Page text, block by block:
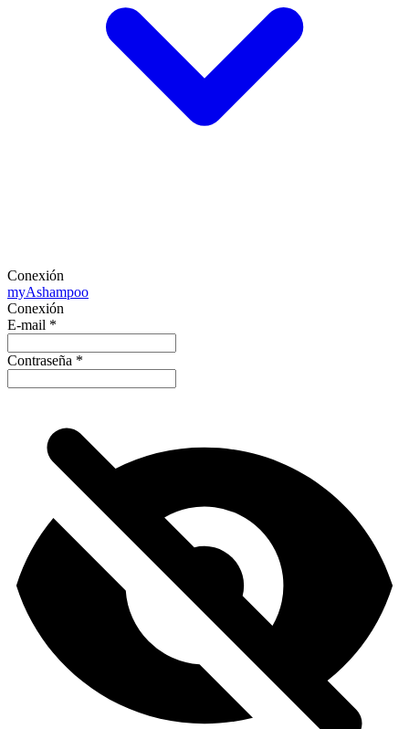
Conexión
myAshampoo
Conexión
E-mail *
Contraseña *